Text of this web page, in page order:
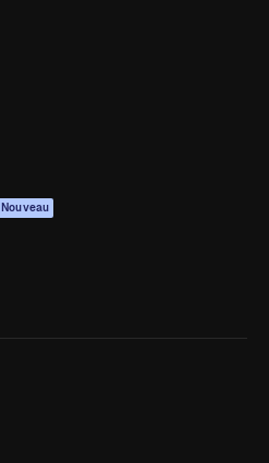
Nouveau